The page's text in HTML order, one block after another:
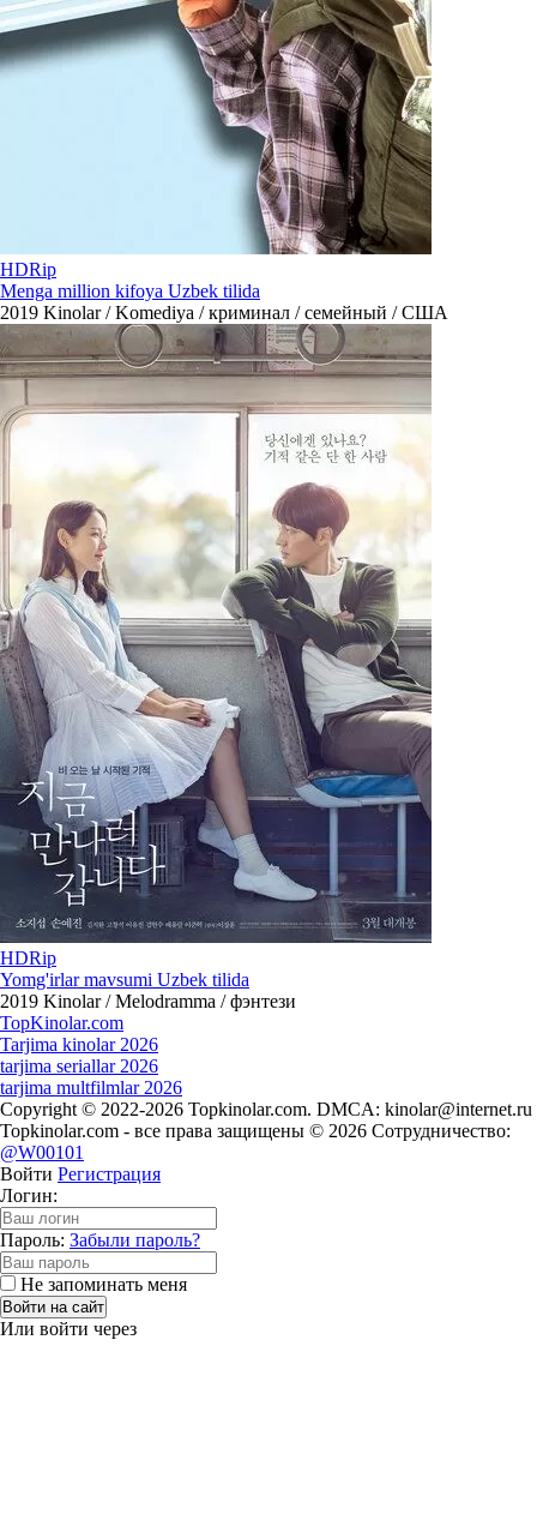
HDRip
Menga million kifoya Uzbek tilida
2019 Kinolar / Komediya / криминал / семейный / США
HDRip
Yomg'irlar mavsumi Uzbek tilida
2019 Kinolar / Melodramma / фэнтези
TopKinolar.com
Tarjima kinolar 2026
tarjima seriallar 2026
tarjima multfilmlar 2026
Copyright © 2022-2026 Topkinolar.com. DMCA: kinolar@internet.ru
Topkinolar.com - все права защищены © 2026 Сотрудничество:
@W00101
Войти Регистрация
Логин:
Пароль: Забыли пароль?
Не запоминать меня
Войти на сайт
Или войти через